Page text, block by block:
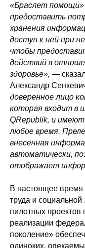
«Браслет
предоставить
хранения
доступ к ней при
чтобы
действий в
здоровье», —
Александр
доверенное лицо
которая входит в
QRepublik, и
любое время.
внесенная
автоматически,
отображает
В настоящее время
труда и
пилотных проектов
реализации
поколение»
одиноких,